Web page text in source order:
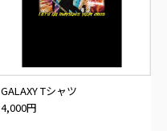
GALAXY Tシャツ
4,000円